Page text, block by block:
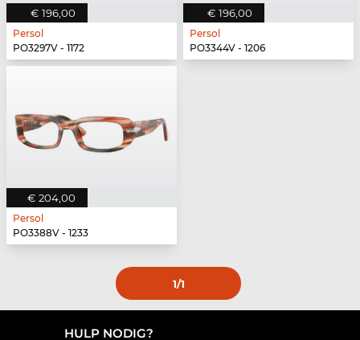
€ 196,00
Persol
PO3297V - 1172
€ 196,00
Persol
PO3344V - 1206
€ 204,00
Persol
PO3388V - 1233
1/1
HULP NODIG?